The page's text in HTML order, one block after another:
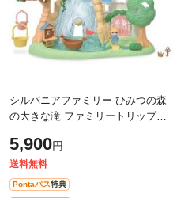
シルバニアファミリー ひみつの森
の大きな滝 ファミリートリップシ
5,900円
送料無料
Pontaパス特典